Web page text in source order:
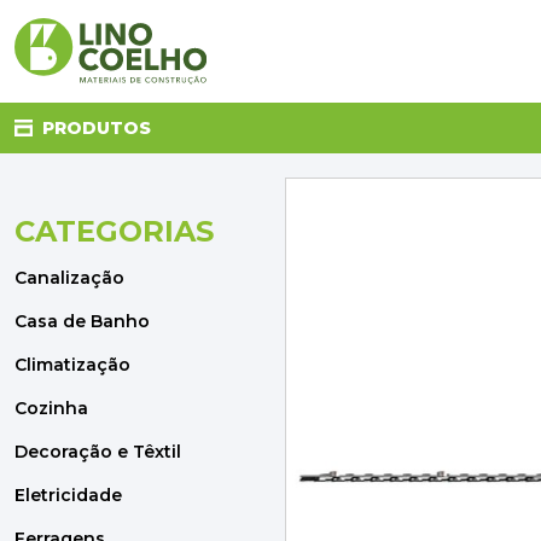
PRODUTOS
CANALIZAÇÃO
CLIMATIZAÇÃO
COZINHA
ELETRICIDADE
FERRAGENS
ILUMINAÇÃO
JARDIM
CATEGORIAS
Canalização
Casa de Banho
Climatização
Cozinha
Decoração e Têxtil
Eletricidade